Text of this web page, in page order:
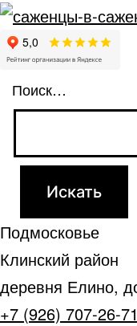
Поиск…
Подмосковье
Клинский район
деревня Елино,
+7 (926) 707-26-71